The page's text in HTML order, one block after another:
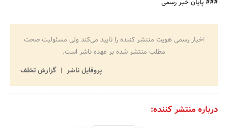
### پایان خبر رسمی
اخبار رسمی هویت منتشر کننده را تایید می‌کند ولی مسئولیت صحت
مطلب منتشر شده بر عهده ناشر است.
پروفایل ناشر
گزارش تخلف
درباره منتشر کننده: